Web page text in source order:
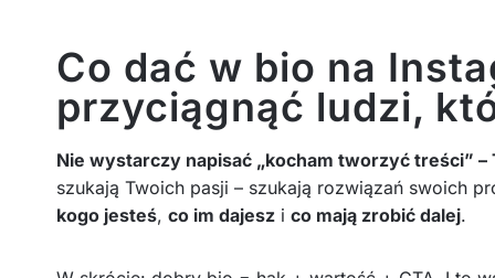
Co dać w bio na
przyciągnąć ludzi,
Nie wystarczy napisać „kocham tworzyć treści”
szukają Twoich pasji – szukają rozwiązań swoich
kogo jesteś, co im dajesz i co mają zrobić dalej.